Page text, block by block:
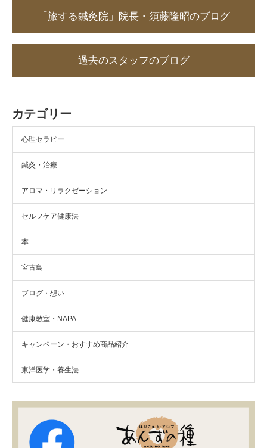
「旅する鍼灸院」院長・須藤隆昭のブログ
過去のスタッフのブログ
カテゴリー
心理セラピー
鍼灸・治療
アロマ・リラクゼーション
セルフケア健康法
本
宮古島
ブログ・想い
健康教室・NAPA
キャンペーン・おすすめ商品紹介
東洋医学・養生法